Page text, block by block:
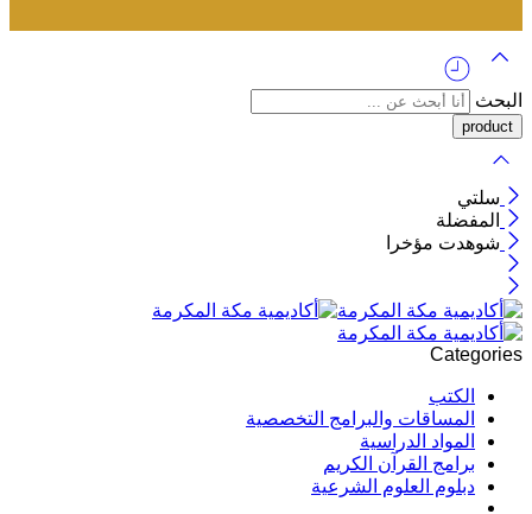
البحث
سلتي
المفضلة
شوهدت مؤخرا
Categories
الكتب
المساقات والبرامج التخصصية
المواد الدراسية
برامج القرآن الكريم
دبلوم العلوم الشرعية